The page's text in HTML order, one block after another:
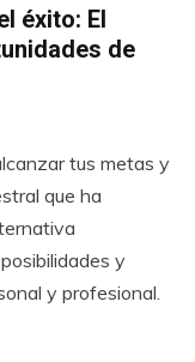
éxito: El
de
tus metas y
que ha
y
y profesional.